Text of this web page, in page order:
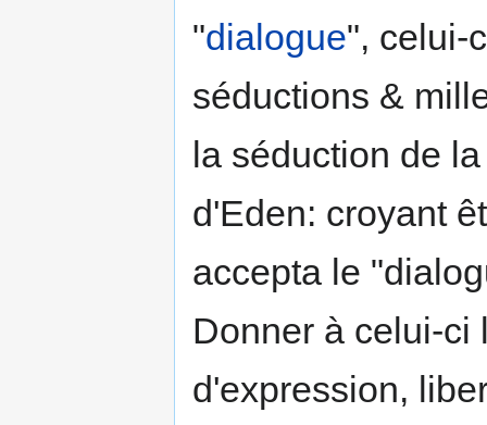
"dialogue", celui-
séductions &
la séduction de
d'Eden: croyant
accepta le
Donner à celui-ci
d'expression,